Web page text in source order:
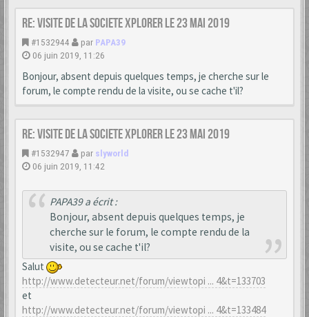
Re: VISITE DE LA SOCIETE XPLORER le 23 mai 2019
#1532944 par PAPA39
06 juin 2019, 11:26
Bonjour, absent depuis quelques temps, je cherche sur le
forum, le compte rendu de la visite, ou se cache t'il?
Re: VISITE DE LA SOCIETE XPLORER le 23 mai 2019
#1532947 par slyworld
06 juin 2019, 11:42
PAPA39 a écrit :
Bonjour, absent depuis quelques temps, je
cherche sur le forum, le compte rendu de la
visite, ou se cache t'il?
Salut
http://www.detecteur.net/forum/viewtopi ... 4&t=133703
et
http://www.detecteur.net/forum/viewtopi ... 4&t=133484